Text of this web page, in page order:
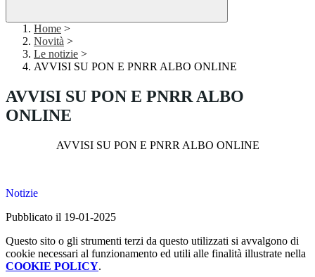
Home >
Novità >
Le notizie >
AVVISI SU PON E PNRR ALBO ONLINE
AVVISI SU PON E PNRR ALBO
ONLINE
AVVISI SU PON E PNRR ALBO ONLINE
Notizie
Pubblicato il 19-01-2025
Questo sito o gli strumenti terzi da questo utilizzati si avvalgono di
cookie necessari al funzionamento ed utili alle finalità illustrate nella
COOKIE POLICY.